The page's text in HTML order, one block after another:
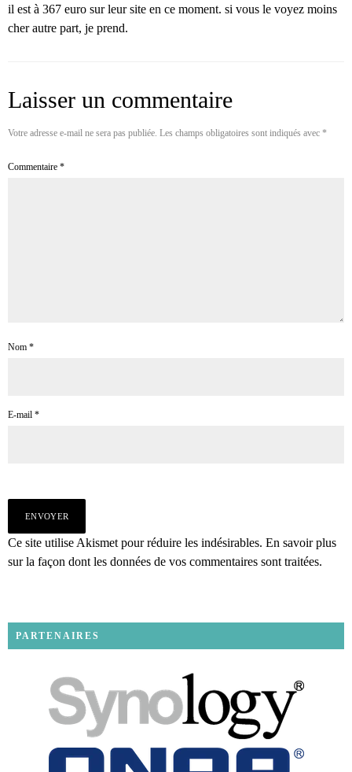
il est à 367 euro sur leur site en ce moment. si vous le voyez moins
cher autre part, je prend.
Laisser un commentaire
Votre adresse e-mail ne sera pas publiée. Les champs obligatoires sont indiqués avec *
Commentaire *
Nom *
E-mail *
Ce site utilise Akismet pour réduire les indésirables. En savoir plus
sur la façon dont les données de vos commentaires sont traitées.
PARTENAIRES